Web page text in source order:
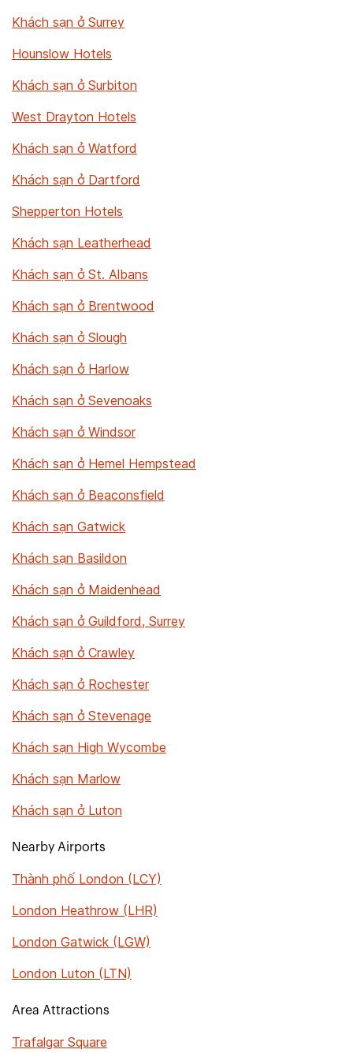
Khách sạn ở Surrey
Hounslow Hotels
Khách sạn ở Surbiton
West Drayton Hotels
Khách sạn ở Watford
Khách sạn ở Dartford
Shepperton Hotels
Khách sạn Leatherhead
Khách sạn ở St. Albans
Khách sạn ở Brentwood
Khách sạn ở Slough
Khách sạn ở Harlow
Khách sạn ở Sevenoaks
Khách sạn ở Windsor
Khách sạn ở Hemel Hempstead
Khách sạn ở Beaconsfield
Khách sạn Gatwick
Khách sạn Basildon
Khách sạn ở Maidenhead
Khách sạn ở Guildford, Surrey
Khách sạn ở Crawley
Khách sạn ở Rochester
Khách sạn ở Stevenage
Khách sạn High Wycombe
Khách sạn Marlow
Khách sạn ở Luton
Nearby Airports
Thành phố London (LCY)
London Heathrow (LHR)
London Gatwick (LGW)
London Luton (LTN)
Area Attractions
Trafalgar Square